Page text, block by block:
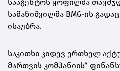
სააგენტოს ყოფილმა
სამანიშვილმა BMG-ის
ისაუბრა.
საკითხი კიდევ ერთხელ
მართვის კომპანიის“